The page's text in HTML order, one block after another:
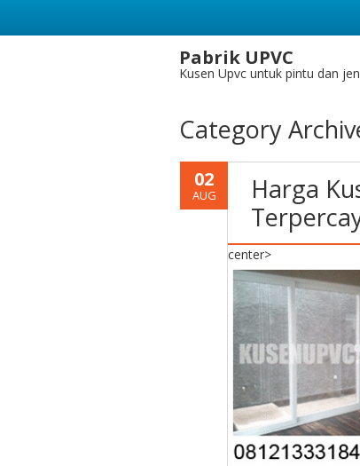
Pabrik UPVC
Kusen Upvc untuk pintu dan
Category
02
AUG
Harga
center>